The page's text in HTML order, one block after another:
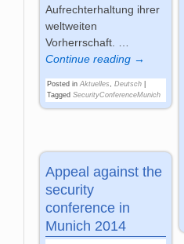
Aufrechterhaltung ihrer
weltweiten
Vorherrschaft.
Continue reading →
Posted in Aktuelles ,Deutsch
Tagged SecurityConferenceMunich
Appeal against the
security
conference in
Munich 2014